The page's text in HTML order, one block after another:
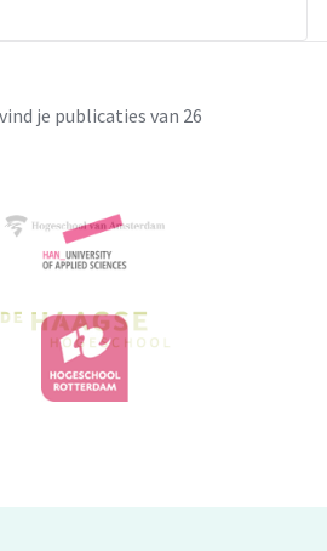
je publicaties van 26